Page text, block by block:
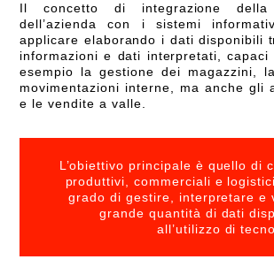
Il concetto di integrazione della
dell’azienda con i sistemi
applicare elaborando i dati disponibili
informazioni e dati interpretati, capaci
esempio la gestione dei magazzini,
movimentazioni interne, ma anche gli
e le vendite a valle.
L’obiettivo principale è quello di
produttivi, commerciali e
grado di gestire, interpretare e
grande quantità di dati
all’utilizzo di